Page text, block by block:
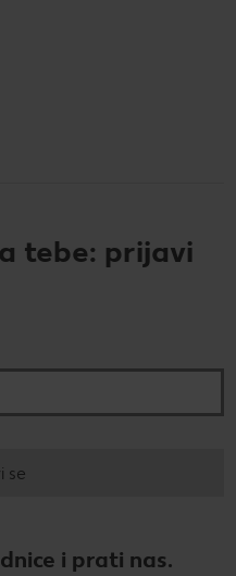
tebe: prijavi
se
i prati nas.